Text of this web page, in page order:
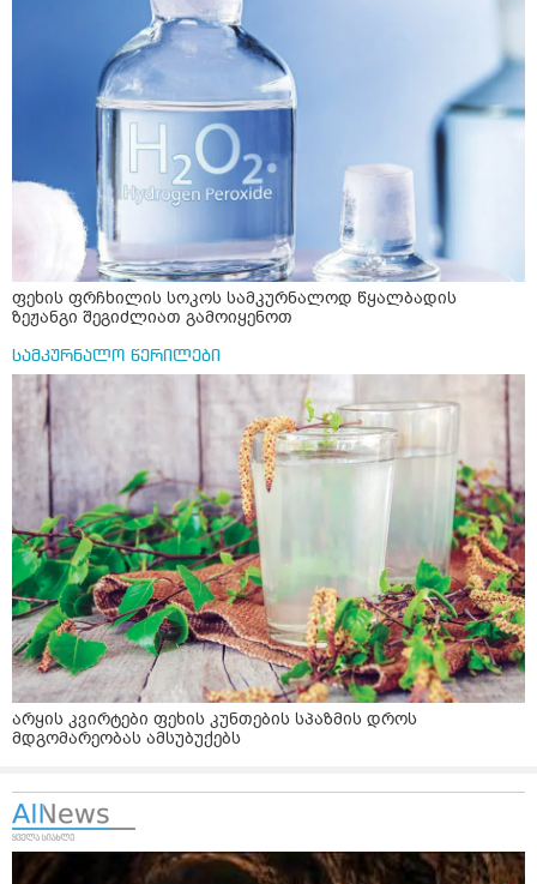
ფეხის ფრჩხილის სოკოს სამკურნალოდ წყალბადის
ზეჟანგი შეგიძლიათ გამოიყენოთ
სამკურნალო წერილები
არყის კვირტები ფეხის კუნთების სპაზმის დროს
მდგომარეობას ამსუბუქებს